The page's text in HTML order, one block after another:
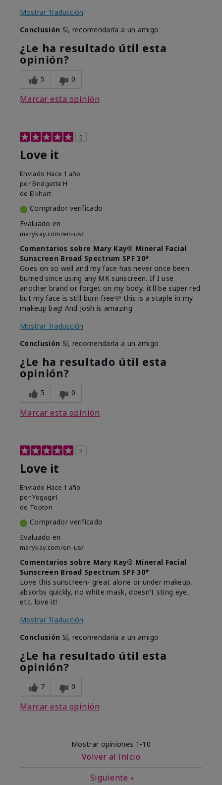
Mostrar Traducción
Conclusión Sí, recomendaría a un amigo
¿Le ha resultado útil esta
opinión?
5 0
Marcar esta opinión
5
Love it
Enviado Hace 1 año
por Bridgette H
de Elkhart
Comprador verificado
Evaluado en
marykay.com/en-us/
Comentarios sobre Mary Kay® Mineral Facial
Sunscreen Broad Spectrum SPF 30*
Goes on so well and my face has never once been
burned since using any MK sunscreen. If I use
another brand or forget on my body, it'll be super red
but my face is still burn free🩷 this is a staple in my
makeup bag! And Josh is amazing
Mostrar Traducción
Conclusión Sí, recomendaría a un amigo
¿Le ha resultado útil esta
opinión?
5 0
Marcar esta opinión
5
Love it
Enviado Hace 1 año
porYogagirl
de Topton
Comprador verificado
Evaluado en
marykay.com/en-us/
Comentarios sobre Mary Kay® Mineral Facial
Sunscreen Broad Spectrum SPF 30*
Love this sunscreen- great alone or under makeup,
absorbs quickly, no white mask, doesn't sting eye,
etc. love it!
Mostrar Traducción
Conclusión Sí, recomendaría a un amigo
¿Le ha resultado útil esta
opinión?
7 0
Marcar esta opinión
Mostrar opiniones 1-10
Volver al inicio
Siguiente »